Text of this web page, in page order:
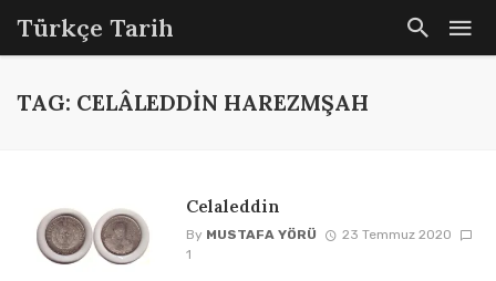
Türkçe Tarih
TAG: CELÂLEDDIN HAREZMŞAH
Celaleddin
By MUSTAFA YÖRÜ
23 Temmuz 2020
1